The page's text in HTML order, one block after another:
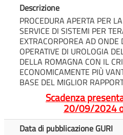
Descrizione
PROCEDURA APERTA PER
SERVICE DI SISTEMI PER
EXTRACORPOREA AD ONDE
OPERATIVE DI UROLOGIA
DELLA ROMAGNA CON IL
ECONOMICAMENTE PIÙ
BASE DEL MIGLIOR
Scadenza
20/09/2024
Data di pubblicazione GURI